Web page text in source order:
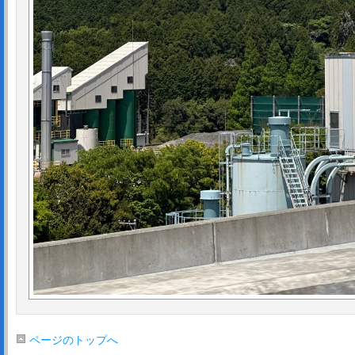
ページのトップへ